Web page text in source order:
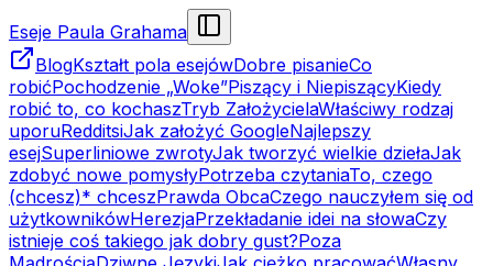
Eseje Paula Grahama
BlogKształt pola esejówDobre pisanieCo
robićPochodzenie „Woke”Piszący i NiepiszącyKiedy
robić to, co kochaszTryb ZałożycielaWłaściwy rodzaj
uporuRedditsiJak założyć GoogleNajlepszy
esejSuperliniowe zwrotyJak tworzyć wielkie dziełaJak
zdobyć nowe pomysłyPotrzeba czytaniaTo, czego
(chcesz)* chceszPrawda ObcaCzego nauczyłem się od
użytkownikówHerezjaPrzekładanie idei na słowaCzy
istnieje coś takiego jak dobry gust?Poza